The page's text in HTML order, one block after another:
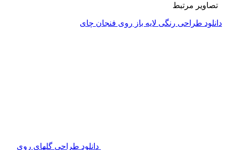
تصاویر مرتبط
دانلود طراحی رنگی لایه باز روی فنجان چای
دانلود طراحی گلهای روی